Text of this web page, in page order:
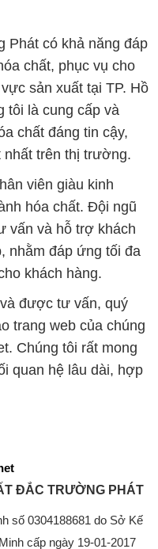
Phát có khả năng đáp
chất, phục vụ cho
sản xuất tại TP. Hồ
tôi là cung cấp và
chất đáng tin cậy,
trên thị trường.
viên giàu kinh
hóa chất. Đội ngũ
vấn và hỗ trợ khách
nhằm đáp ứng tối đa
khách hàng.
được tư vấn, quý
trang web của chúng
Chúng tôi rất mong
quan hệ lâu dài, hợp
ĐẮC TRƯỜNG PHÁT
số 0304188681 do Sở Kế
cấp ngày 19-01-2017